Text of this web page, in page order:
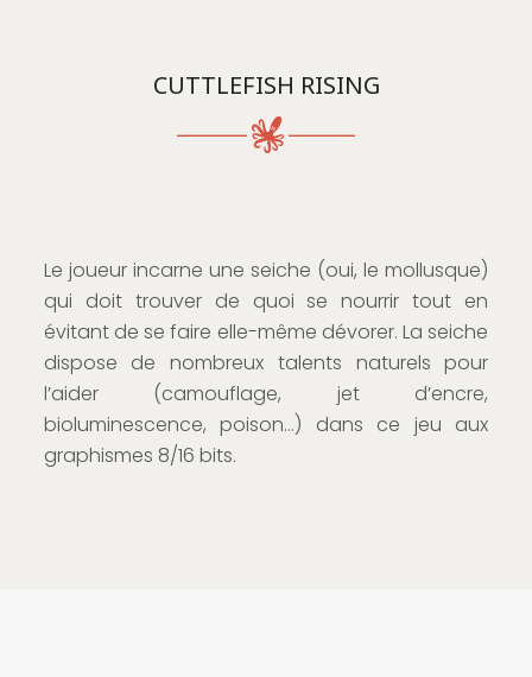
CUTTLEFISH RISING
Le joueur incarne une seiche (oui, le mollusque)
qui doit trouver de quoi se nourrir tout en
évitant de se faire elle-même dévorer. La seiche
dispose de nombreux talents naturels pour
l’aider (camouflage, jet d’encre,
bioluminescence, poison…) dans ce jeu aux
graphismes 8/16 bits.